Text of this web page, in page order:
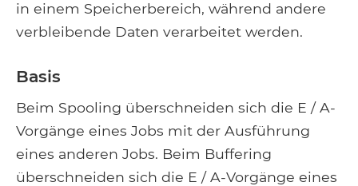
in einem Speicherbereich, während andere
verbleibende Daten verarbeitet werden.
Basis
Beim Spooling überschneiden sich die E / A-
Vorgänge eines Jobs mit der Ausführung
eines anderen Jobs. Beim Buffering
überschneiden sich die E / A-Vorgänge eines